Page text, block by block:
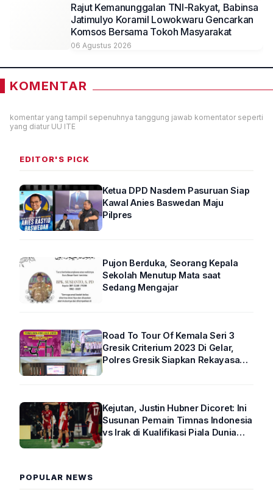
Rajut Kemanunggalan TNI-Rakyat, Babinsa
Jatimulyo Koramil Lowokwaru Gencarkan
Komsos Bersama Tokoh Masyarakat
06 Agustus 2026
KOMENTAR
komentar yang tampil sepenuhnya tanggung jawab komentator seperti
yang diatur UU ITE
EDITOR'S PICK
Ketua DPD Nasdem Pasuruan Siap
Kawal Anies Baswedan Maju
Pilpres
Pujon Berduka, Seorang Kepala
Sekolah Menutup Mata saat
Sedang Mengajar
Road To Tour Of Kemala Seri 3
Gresik Criterium 2023 Di Gelar,
Polres Gresik Siapkan Rekayasa
Kejutan, Justin Hubner Dicoret: Ini
Susunan Pemain Timnas Indonesia
vs Irak di Kualifikasi Piala Dunia
POPULAR NEWS